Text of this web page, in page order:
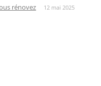
rénovez 12 mai 2025